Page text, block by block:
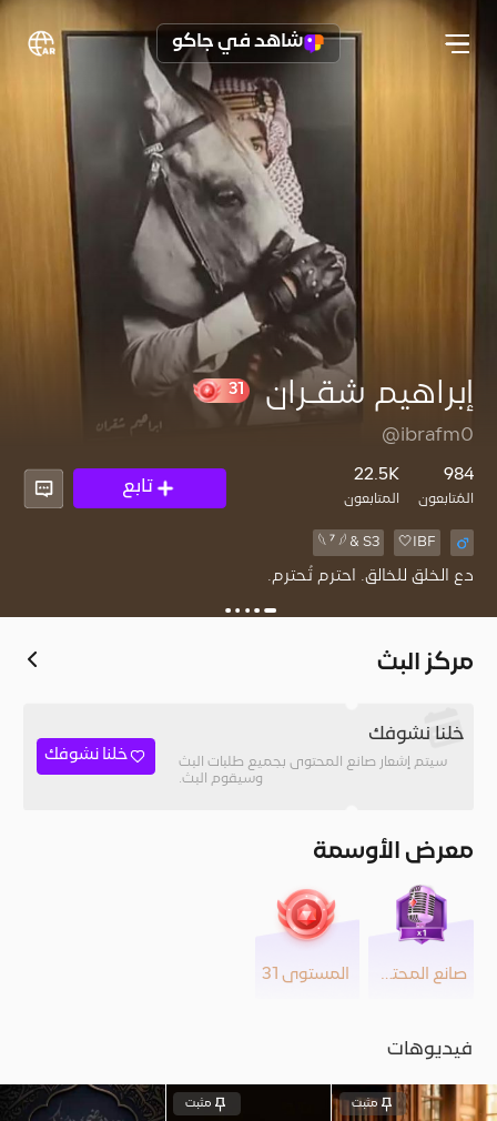
شاهد في جاكو
إبراهيم شقـران
@ibrafm0
984
المُتابعون
22.5K
المتابعون
تابع
IBF🤍
S3 &‏ 𓆩 ⁷ 𓆪
دع الخلق للخالق. احترم تُحترم.
مركز البث
خلنا نشوفك
سيتم إشعار صانع المحتوى بجميع طلبات البث
وسيقوم البث.
خلنا نشوفك
معرض الأوسمة
صانع المحتوى المستوى 31
فيديوهات
مثبت مثبت